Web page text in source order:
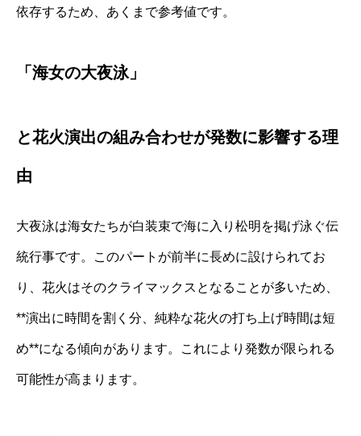
依存するため、あくまで参考値です。
「海女の大夜泳」
と花火演出の組み合わせが発数に影響する理
由
大夜泳は海女たちが白装束で海に入り松明を掲げ泳ぐ伝
統行事です。このパートが前半に長めに設けられてお
り、花火はそのクライマックスとなることが多いため、
**演出に時間を割く分、純粋な花火の打ち上げ時間は短
め**になる傾向があります。これにより発数が限られる
可能性が高まります。